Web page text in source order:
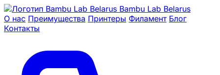
Bambu Lab Belarus
О нас Преимущества Принтеры Филамент Блог
Контакты